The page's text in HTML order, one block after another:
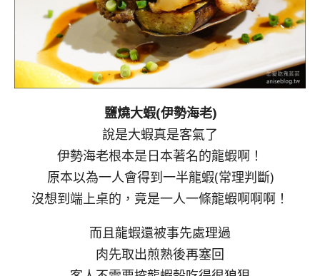
鹽燒大蝦(伊勢海老)
說是大蝦真是客氣了
伊勢海老根本是日本著名的龍蝦啊！
原本以為一人會得到一半龍蝦(常理判斷)
沒想到端上桌的，竟是一人一條龍蝦啊啊啊！
而且龍蝦還被事先處理過
肉先取出煎熟後再塞回